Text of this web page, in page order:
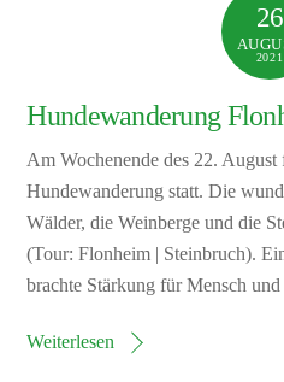
26
2021
Hundewanderung
Am Wochenende des 22. August
Hundewanderung statt. Die
Wälder, die Weinberge und die
(Tour: Flonheim | Steinbruch).
brachte Stärkung für Mensch
Weiterlesen